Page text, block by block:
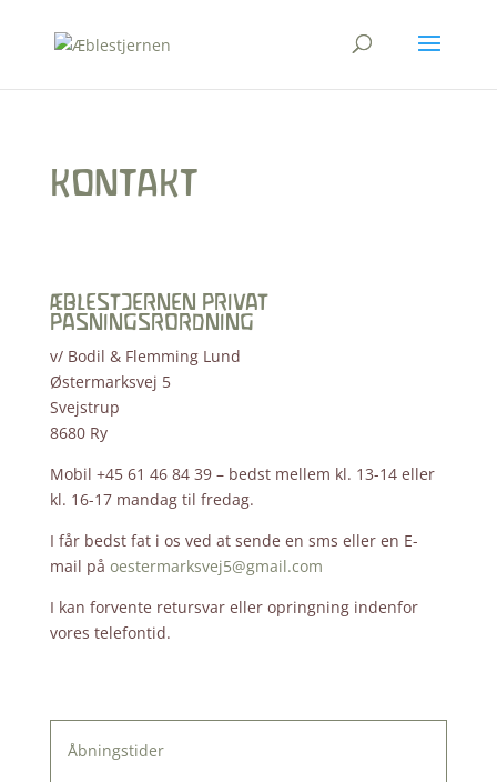
KONTAKT
ÆBLESTJERNEN PRIVAT
PASNINGSRORDNING
v/ Bodil & Flemming Lund
Østermarksvej 5
Svejstrup
8680 Ry
Mobil +45 61 46 84 39 – bedst mellem kl. 13-14 eller
kl. 16-17 mandag til fredag.
I får bedst fat i os ved at sende en sms eller en E-
mail på oestermarksvej5@gmail.com
I kan forvente retursvar eller opringning indenfor
vores telefontid.
Åbningstider